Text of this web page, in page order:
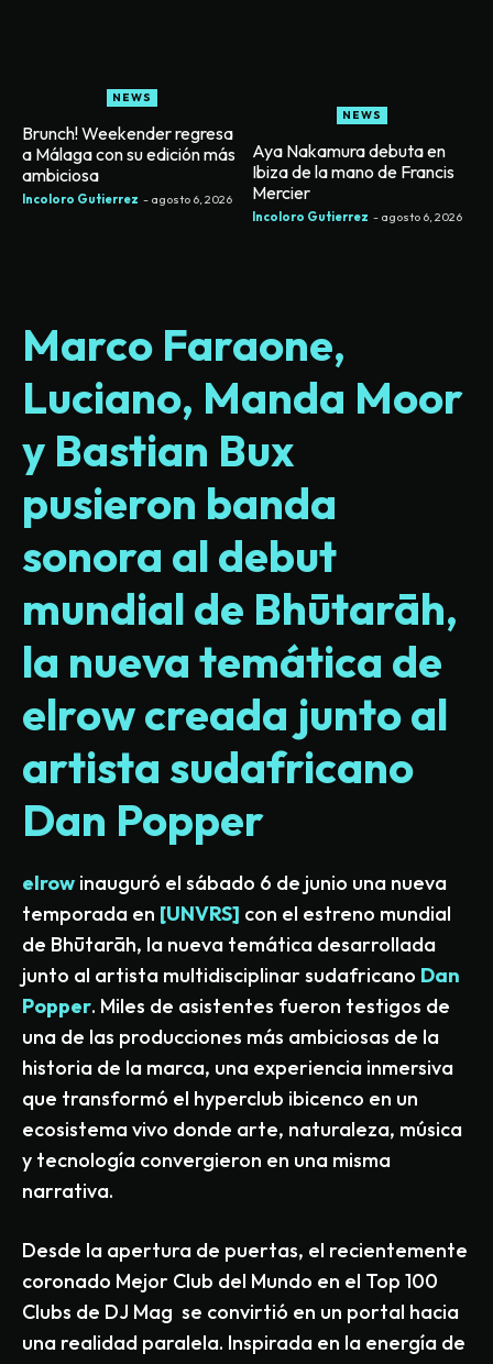
NEWS
Brunch! Weekender regresa
a Málaga con su edición más
ambiciosa
Incoloro Gutierrez - agosto 6, 2026
NEWS
Aya Nakamura debuta en
Ibiza de la mano de Francis
Mercier
Incoloro Gutierrez - agosto 6, 2026
Marco Faraone,
Luciano, Manda Moor
y Bastian Bux
pusieron banda
sonora al debut
mundial de Bhūtarāh,
la nueva temática de
elrow creada junto al
artista sudafricano
Dan Popper
elrow inauguró el sábado 6 de junio una nueva
temporada en [UNVRS] con el estreno mundial
de Bhūtarāh, la nueva temática desarrollada
junto al artista multidisciplinar sudafricano Dan
Popper. Miles de asistentes fueron testigos de
una de las producciones más ambiciosas de la
historia de la marca, una experiencia inmersiva
que transformó el hyperclub ibicenco en un
ecosistema vivo donde arte, naturaleza, música
y tecnología convergieron en una misma
narrativa.
Desde la apertura de puertas, el recientemente
coronado Mejor Club del Mundo en el Top 100
Clubs de DJ Mag se convirtió en un portal hacia
una realidad paralela. Inspirada en la energía de